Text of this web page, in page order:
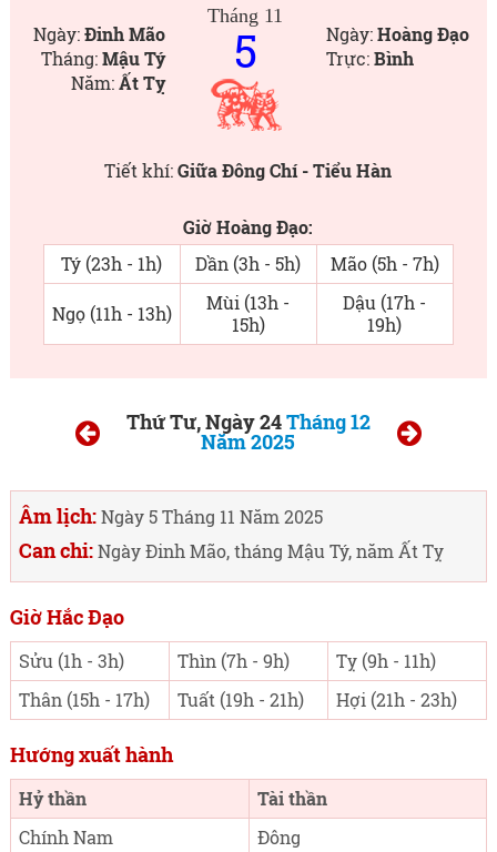
Ngày:Đinh Mão
Tháng:Mậu Tý
Năm:Ất Tỵ
Tháng 11
5 Ngày:Hoàng Đạo
Trực:Bình
Tiết khí:Giữa Đông Chí - Tiểu Hàn
Giờ Hoàng Đạo:
Tý (23h - 1h)
Dần (3h - 5h) Mão (5h - 7h)
Ngọ (11h - 13h)
Mùi (13h -
15h)
Dậu (17h -
19h)
Thứ Tư, Ngày 24Tháng 12
Năm 2025
Âm lịch:Ngày 5 Tháng 11 Năm 2025
Can chi:Ngày Đinh Mão, tháng Mậu Tý, năm Ất Tỵ
Giờ Hắc Đạo
Sửu (1h - 3h) Thìn (7h - 9h)
Tỵ (9h - 11h)
Thân (15h - 17h)
Tuất (19h - 21h) Hợi (21h - 23h)
Hướng xuất hành
Hỷ thần
Tài thần
Chính Nam
Đông